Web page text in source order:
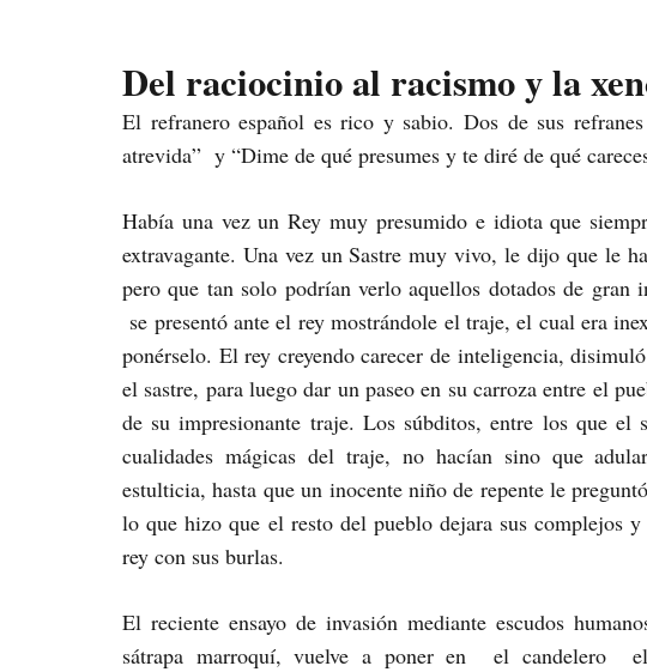
Del raciocinio al racismo y la
El refranero español es rico y sabio. Dos de sus
atrevida” y “Dime de qué presumes y te diré de qué
Había una vez un Rey muy presumido e idiota que
extravagante. Una vez un Sastre muy vivo, le dijo que le
pero que tan solo podrían verlo aquellos dotados de gran
se presentó ante el rey mostrándole el traje, el cual era
ponérselo. El rey creyendo carecer de inteligencia,
el sastre, para luego dar un paseo en su carroza entre el
de su impresionante traje. Los súbditos, entre los que el
cualidades mágicas del traje, no hacían sino que
estulticia, hasta que un inocente niño de repente le
lo que hizo que el resto del pueblo dejara sus complejos y
rey con sus burlas.
El reciente ensayo de invasión mediante escudos
sátrapa marroquí, vuelve a poner en el candelero